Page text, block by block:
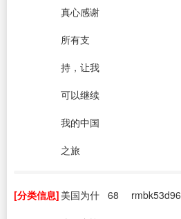
真心感谢
所有支
持，让我
可以继续
我的中国
之旅
[分类信息] 美国为什
68 rmbk53d96